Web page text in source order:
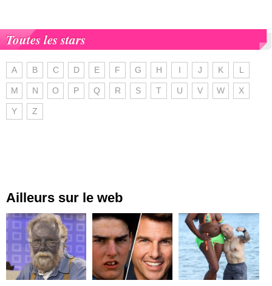
Toutes les stars
A B C D E F G H I J K L
M N O P Q R S T U V W X
Y Z
Ailleurs sur le web